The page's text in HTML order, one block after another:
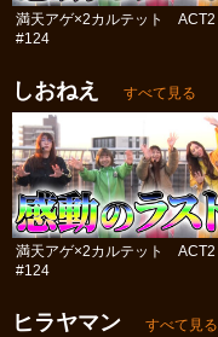
満天アゲ×2カルテット ACT2
#124
しおねえ すべて見る
満天アゲ×2カルテット ACT2
#124
ヒラヤマン すべて見る